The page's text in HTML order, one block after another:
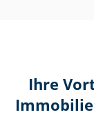
Ihre